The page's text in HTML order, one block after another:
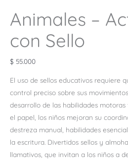
Animales –
con Sello
$ 55.000
El uso de sellos educativos requiere
control preciso sobre sus
desarrollo de las habilidades motoras
el papel, los niños mejoran su
destreza manual, habilidades
la escritura. Divertidos sellos y
llamativos, que invitan a los niños a